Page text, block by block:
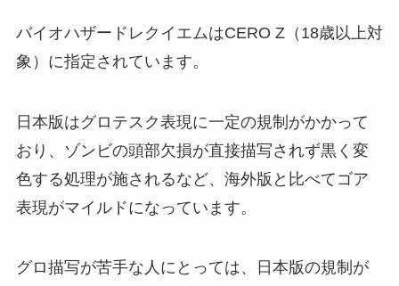
バイオハザードレクイエムはCERO Z（18歳以上対
象）に指定されています。
日本版はグロテスク表現に一定の規制がかかって
おり、ゾンビの頭部欠損が直接描写されず黒く変
色する処理が施されるなど、海外版と比べてゴア
表現がマイルドになっています。
グロ描写が苦手な人にとっては、日本版の規制が